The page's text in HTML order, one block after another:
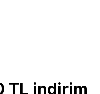
TL indirim